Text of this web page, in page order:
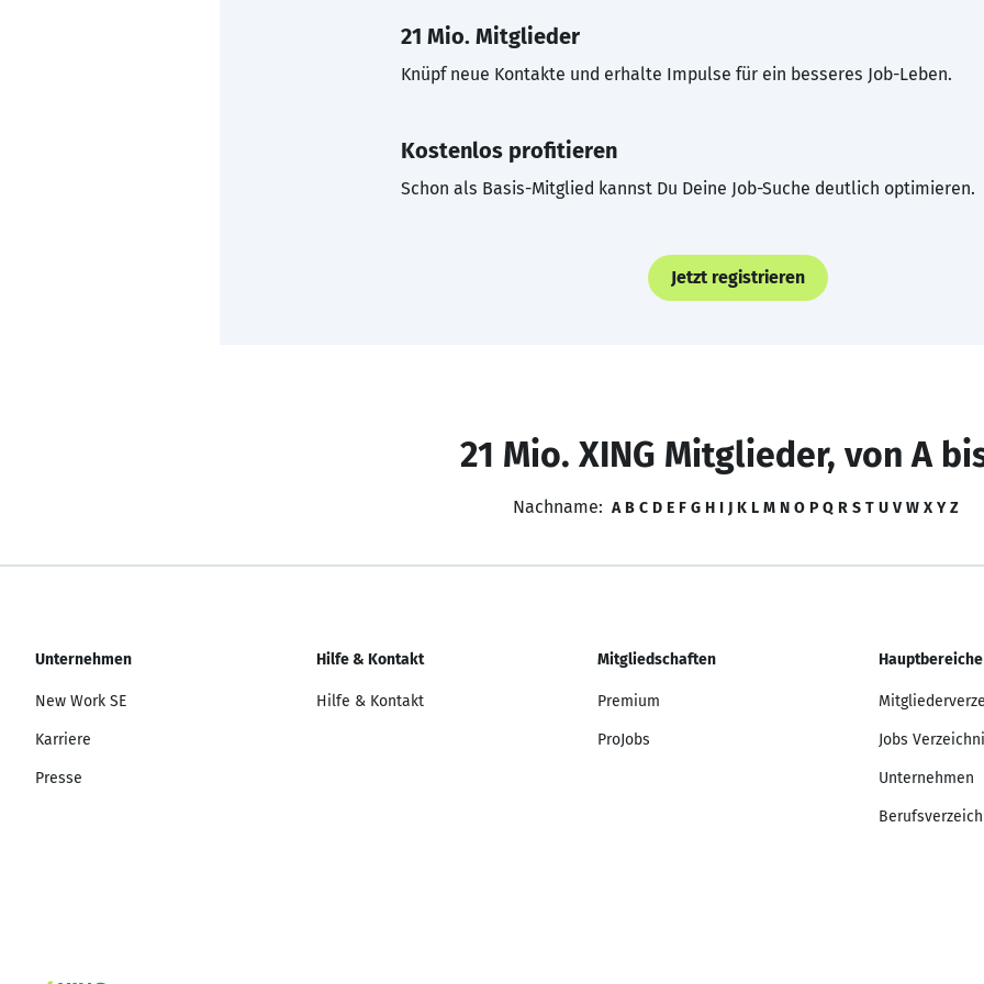
21 Mio. Mitglieder
Knüpf neue Kontakte und erhalte Impulse für ein besseres Job-Leben.
Kostenlos profitieren
Schon als Basis-Mitglied kannst Du Deine Job-Suche deutlich optimieren.
Jetzt registrieren
21 Mio. XING Mitglieder, von A
Nachname: A B C D E F G H I J K L M N O P Q R S T U V W X Y Z
Unternehmen
New Work SE
Karriere
Presse
Hilfe & Kontakt
Hilfe & Kontakt
Mitgliedschaften
Premium
ProJobs
Hauptbereiche
Jobs
Unternehmen